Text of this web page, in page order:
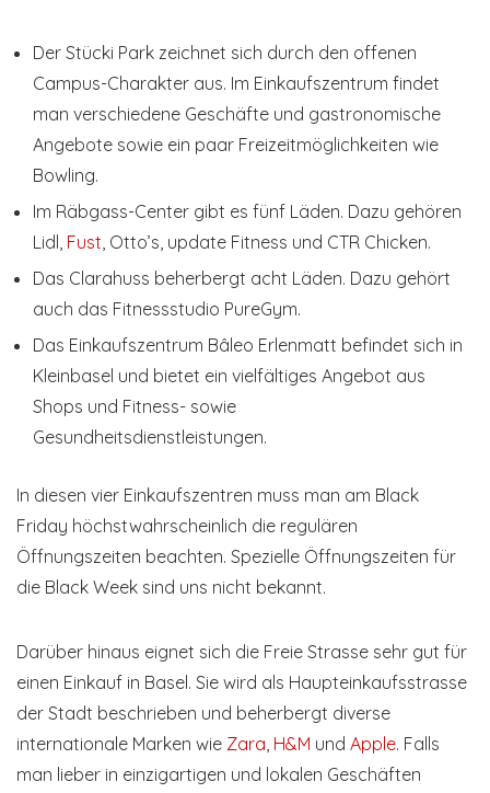
Der Stücki Park zeichnet sich durch den offenen
Campus-Charakter aus. Im Einkaufszentrum findet
man verschiedene Geschäfte und gastronomische
Angebote sowie ein paar Freizeitmöglichkeiten wie
Bowling.
Im Räbgass-Center gibt es fünf Läden. Dazu gehören
Lidl, Fust, Otto’s, update Fitness und CTR Chicken.
Das Clarahuss beherbergt acht Läden. Dazu gehört
auch das Fitnessstudio PureGym.
Das Einkaufszentrum Bâleo Erlenmatt befindet sich in
Kleinbasel und bietet ein vielfältiges Angebot aus
Shops und Fitness- sowie
Gesundheitsdienstleistungen.
In diesen vier Einkaufszentren muss man am Black
Friday höchstwahrscheinlich die regulären
Öffnungszeiten beachten. Spezielle Öffnungszeiten für
die Black Week sind uns nicht bekannt.
Darüber hinaus eignet sich die Freie Strasse sehr gut für
einen Einkauf in Basel. Sie wird als Haupteinkaufsstrasse
der Stadt beschrieben und beherbergt diverse
internationale Marken wie Zara, H&M und Apple. Falls
man lieber in einzigartigen und lokalen Geschäften